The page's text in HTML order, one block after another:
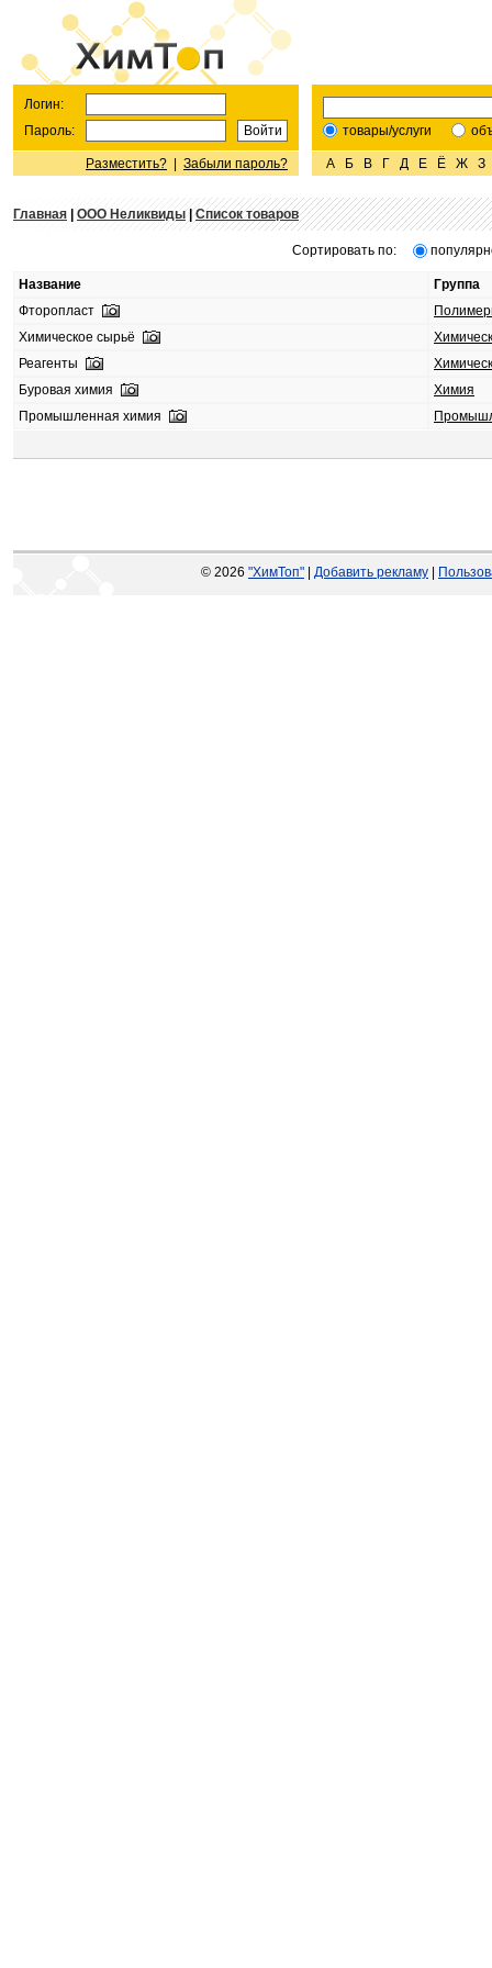
Логин:
Пароль:
Разместить? Забыли пароль?
товары/услуги
А Б В Г Д Е Ё Ж З
Главная ООО Неликвиды|Список товаров
Сортировать по:
Название
Группа
Фторопласт
Химическое сырьё
Реагенты
Буровая химия
Химия
Промышленная химия
© 2026 "ХимТоп" Добавить рекламу